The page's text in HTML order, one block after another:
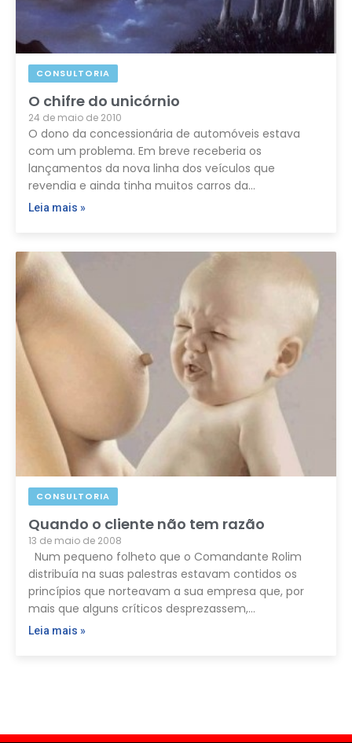
CONSULTORIA
O chifre do unicórnio
24 de maio de 2010
O dono da concessionária de automóveis estava
com um problema. Em breve receberia os
lançamentos da nova linha dos veículos que
revendia e ainda tinha muitos carros da…
Leia mais »
CONSULTORIA
Quando o cliente não tem razão
13 de maio de 2008
Num pequeno folheto que o Comandante Rolim
distribuía na suas palestras estavam contidos os
princípios que norteavam a sua empresa que, por
mais que alguns críticos desprezassem,…
Leia mais »